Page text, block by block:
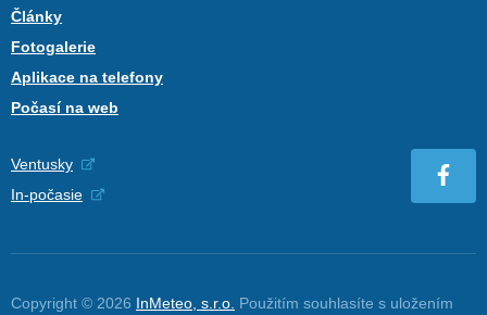
Články
Fotogalerie
Aplikace na telefony
Počasí na web
Ventusky
In-počasie
Copyright © 2026 InMeteo, s.r.o. Použitím souhlasíte s uložením